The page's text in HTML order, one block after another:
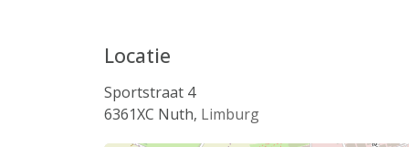
Locatie
Sportstraat 4
6361XC Nuth, Limburg